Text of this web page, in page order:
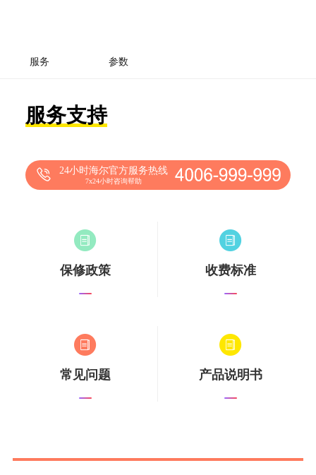
服务 参数
服务支持
24小时海尔官方服务热线
7x24小时咨询帮助
保修政策 收费标准
常见问题 产品说明书